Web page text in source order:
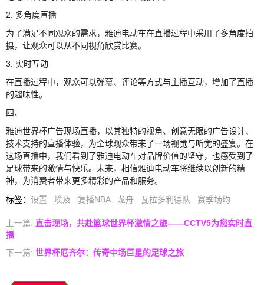
2. 多角度直播
为了满足不同观众的需求，雅迪电动车在直播过程中采用了多角度拍
摄，让观众可以从不同视角欣赏比赛。
3. 实时互动
在直播过程中，观众可以弹幕、评论等方式与主播互动，增加了直播
的趣味性。
四、
雅迪世界杯广告现场直播，以其独特的视角、创意无限的广告设计、
技术支持的直播体验，为全球观众带来了一场视觉与听觉的盛宴。在
这场直播中，我们看到了雅迪电动车对品牌价值的坚守，也感受到了
足球带来的激情与快乐。未来，相信雅迪电动车将继续以创新的精
神，为消费者带来更多精彩的产品和服务。
标签： 设置 埃及 复播NBA 龙舟 瓦拉多利德队 赛季场均
上一篇: 直击现场，共赴篮球世界杯激情之旅——CCTV5为您实时直
播
下一篇: 世界杯厄齐尔：传奇中场巨星的足球之旅